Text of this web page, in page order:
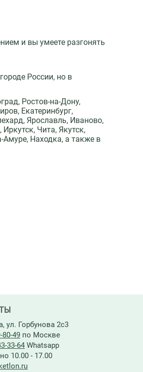
и вы умеете разгонять
России, но в
Ростов-на-Дону,
Екатеринбург,
Ярославль, Иваново,
Чита, Якутск,
Находка, а также в
ул. Горбунова 2с3
80-49 по Москве
33-64 Whatsapp
10.00 - 17.00